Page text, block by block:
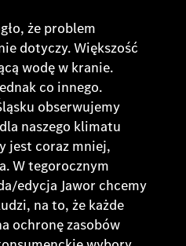
że problem
dotyczy. Większość
wodę w kranie.
co innego.
obserwujemy
naszego klimatu
jest coraz mniej,
W tegorocznym
edycja Jawor chcemy
na to, że każde
ochronę zasobów